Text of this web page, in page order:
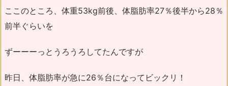
ここのところ、体重53kg前後、体脂肪率27％後半から28％
前半ぐらいを
ずーーーっとうろうろしてたんですが
昨日、体脂肪率が急に26％台になってビックリ！